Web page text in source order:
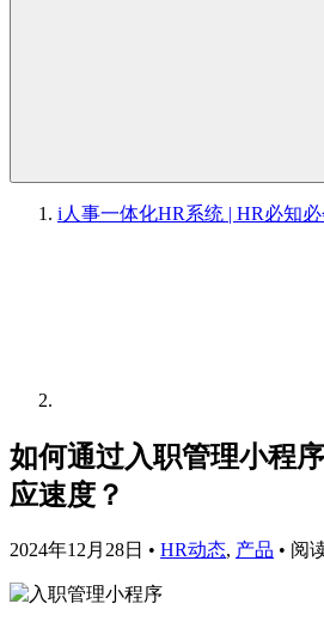
i人事一体化HR系统 | HR必知必
如何通过入职管理小程
应速度？
2024年12月28日 • HR动态, 产品 • 阅